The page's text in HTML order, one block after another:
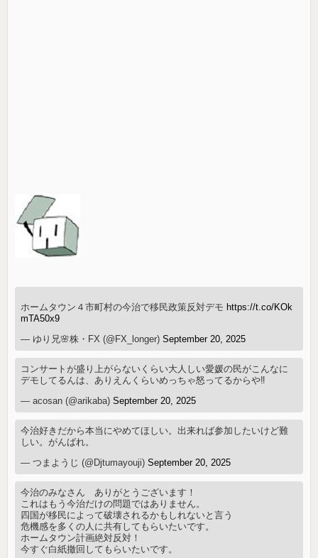
ホームタウン４市町村の今治で移民政策反対デモ https://t.co/KOk
mTA50x9
— ゆり兄🌸株・FX (@FX_longer)September 20, 2025
コンサートが盛り上がらないくらい大人しい愛媛の民がこんなに
デモしてるんは、ありえんくらいめっちゃ怒ってるからや‼️
— acosan (@arikaba)September 20, 2025
今治好きだから本当にやめてほしい。出来れば参加したいけど難
しい。がんばれ。
— つまようじ (@Djtumayouji)September 20, 2025
今治のみなさん ありがとうございます！
これはもう今治だけの問題ではありません。
四国が移民によって破壊されるかもしれないと言う
危機感を多くの人に共有してもらいたいです。
ホームタウン計画絶対反対！
今すぐ白紙撤回してもらいたいです。